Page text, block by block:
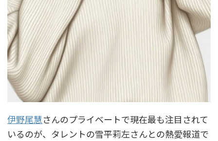
伊野尾慧さんのプライベートで現在最も注目されて
いるのが、タレントの雪平莉左さんとの熱愛報道で